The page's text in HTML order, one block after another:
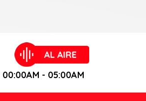
00:00AM - 05:00AM